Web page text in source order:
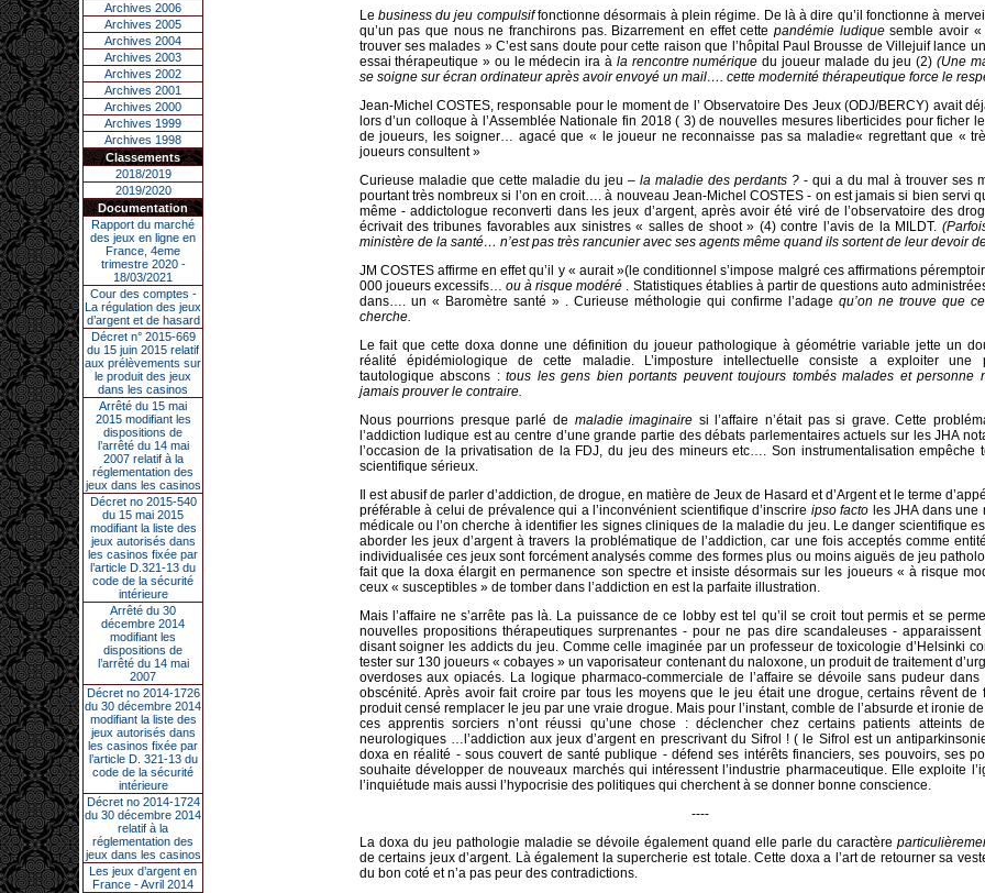
Archives 2006
Archives 2005
Archives 2004
Archives 2003
Archives 2002
Archives 2001
Archives 2000
Archives 1999
Archives 1998
Classements
2018/2019
2019/2020
Documentation
Rapport du marché
des jeux en ligne en
France, 4eme
trimestre 2020 -
18/03/2021
Cour des comptes -
La régulation des jeux
d’argent et de hasard
Décret n° 2015-669
du 15 juin 2015 relatif
aux prélèvements sur
le produit des jeux
dans les casinos
Arrêté du 15 mai
2015 modifiant les
dispositions de
l’arrêté du 14 mai
2007 relatif à la
réglementation des
jeux dans les casinos
Décret no 2015-540
du 15 mai 2015
modifiant la liste des
jeux autorisés dans
les casinos fixée par
l’article D.321-13 du
code de la sécurité
intérieure
Arrêté du 30
décembre 2014
modifiant les
dispositions de
l’arrêté du 14 mai
2007
Décret no 2014-1726
du 30 décembre 2014
modifiant la liste des
jeux autorisés dans
les casinos fixée par
l’article D. 321-13 du
code de la sécurité
intérieure
Décret no 2014-1724
du 30 décembre 2014
relatif à la
réglementation des
jeux dans les casinos
Les jeux d’argent en
France - Avril 2014
Le business du jeu compulsiffonctionne désormais à plein régime. De là à dire qu’il fonctionne à
qu’un pas que nous ne franchirons pas. Bizarrement en effet cette pandémie ludiquesemble avoir
trouver ses malades » C’est sans doute pour cette raison que l’hôpital Paul Brousse de Villejuif lance
essai thérapeutique » ou le médecin ira à la rencontre numérique du joueur malade du jeu (2) (Une
se soigne sur écran ordinateur après avoir envoyé un mail…. cette modernité thérapeutique force le
Jean-Michel COSTES, responsable pour le moment de l’ Observatoire Des Jeux (ODJ/BERCY) avait
lors d’un colloque à l’Assemblée Nationale fin 2018 ( 3) de nouvelles mesures liberticides pour ficher
de joueurs, les soigner… agacé que « le joueur ne reconnaisse pas sa maladie« regrettant que «
joueurs consultent »
Curieuse maladie que cette maladie du jeu – la maladie des perdants ?- qui a du mal à trouver ses
pourtant très nombreux si l’on en croit…. à nouveau Jean-Michel COSTES - on est jamais si bien servi
même - addictologue reconverti dans les jeux d’argent, après avoir été viré de l’observatoire des
écrivait des tribunes favorables aux sinistres « salles de shoot » (4) contre l’avis de la MILDT.
ministère de la santé… n’est pas très rancunier avec ses agents même quand ils sortent de leur devoir
JM COSTES affirme en effet qu’il y « aurait »(le conditionnel s’impose malgré ces affirmations
000 joueurs excessifs… ou à risque modéré . Statistiques établies à partir de questions auto
dans…. un « Baromètre santé » . Curieuse méthologie qui confirme l’adagequ’on ne trouve que
cherche.
Le fait que cette doxa donne une définition du joueur pathologique à géométrie variable jette un
réalité épidémiologique de cette maladie. L’imposture intellectuelle consiste a exploiter une
tautologique abscons :tous les gens bien portants peuvent toujours tombés malades et personne
jamais prouver le contraire.
Nous pourrions presque parlé de maladie imaginaire si l’affaire n’était pas si grave. Cette
l’addiction ludique est au centre d’une grande partie des débats parlementaires actuels sur les JHA
l’occasion de la privatisation de la FDJ, du jeu des mineurs etc…. Son instrumentalisation empêche
scientifique sérieux.
Il est abusif de parler d’addiction, de drogue, en matière de Jeux de Hasard et d’Argent et le terme
préférable à celui de prévalence qui a l’inconvénient scientifique d’inscrire ipso facto les JHA dans une
médicale ou l’on cherche à identifier les signes cliniques de la maladie du jeu. Le danger scientifique
aborder les jeux d’argent à travers la problématique de l’addiction, car une fois acceptés comme
individualisée ces jeux sont forcément analysés comme des formes plus ou moins aiguës de jeu
fait que la doxa élargit en permanence son spectre et insiste désormais sur les joueurs « à risque
ceux « susceptibles » de tomber dans l’addiction en est la parfaite illustration.
Mais l’affaire ne s’arrête pas là. La puissance de ce lobby est tel qu’il se croit tout permis et se
nouvelles propositions thérapeutiques surprenantes - pour ne pas dire scandaleuses -
disant soigner les addicts du jeu. Comme celle imaginée par un professeur de toxicologie d’Helsinki
tester sur 130 joueurs « cobayes » un vaporisateur contenant du naloxone, un produit de traitement
overdoses aux opiacés. La logique pharmaco-commerciale de l’affaire se dévoile sans pudeur dans
obscénité. Après avoir fait croire par tous les moyens que le jeu était une drogue, certains rêvent de
produit censé remplacer le jeu par une vraie drogue. Mais pour l’instant, comble de l’absurde et ironie de
ces apprentis sorciers n’ont réussi qu’une chose : déclencher chez certains patients atteints
neurologiques …l’addiction aux jeux d’argent en prescrivant du Sifrol ! ( le Sifrol est un
doxa en réalité - sous couvert de santé publique - défend ses intérêts financiers, ses pouvoirs, ses
souhaite développer de nouveaux marchés qui intéressent l’industrie pharmaceutique. Elle exploite
l’inquiétude mais aussi l’hypocrisie des politiques qui cherchent à se donner bonne conscience.
----
La doxa du jeu pathologie maladie se dévoile également quand elle parle du caractère
de certains jeux d’argent. Là également la supercherie est totale. Cette doxa a l’art de retourner sa
du bon coté et n’a pas peur des contradictions.